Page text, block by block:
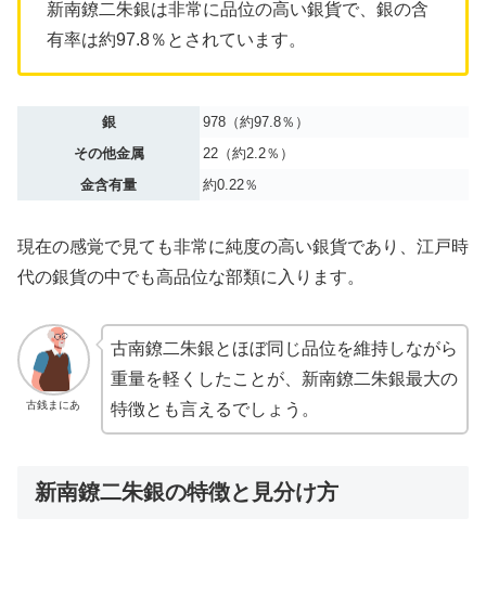
新南鐐二朱銀は非常に品位の高い銀貨で、銀の含
有率は約97.8％とされています。
銀
978（約97.8％）
その他金属
22（約2.2％）
金含有量
約0.22％
現在の感覚で見ても非常に純度の高い銀貨であり、江戸時
代の銀貨の中でも高品位な部類に入ります。
古銭まにあ
古南鐐二朱銀とほぼ同じ品位を維持しながら
重量を軽くしたことが、新南鐐二朱銀最大の
特徴とも言えるでしょう。
新南鐐二朱銀の特徴と見分け方